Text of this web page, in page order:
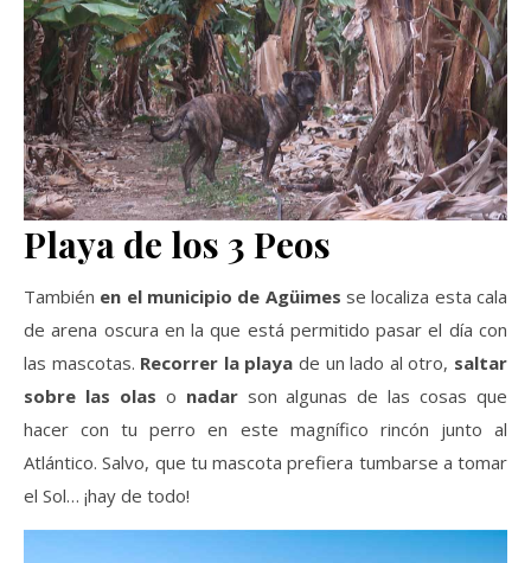
Playa de los 3 Peos
También en el municipio de Agüimes se localiza esta cala
de arena oscura en la que está permitido pasar el día con
las mascotas. Recorrer la playa de un lado al otro, saltar
sobre las olas o nadarson algunas de las cosas que
hacer con tu perro en este magnífico rincón junto al
Atlántico. Salvo, que tu mascota prefiera tumbarse a tomar
el Sol… ¡hay de todo!